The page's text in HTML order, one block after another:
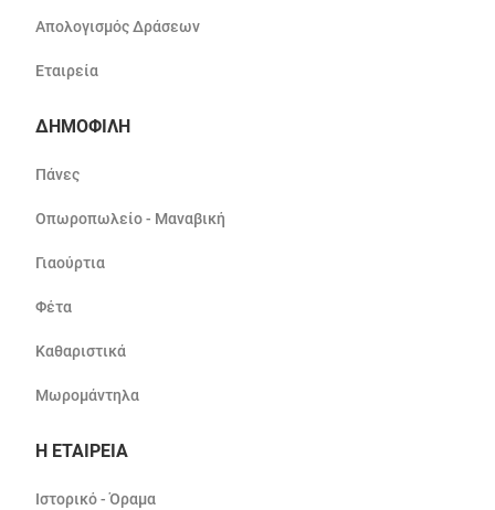
Απολογισμός Δράσεων
Εταιρεία
ΔΗΜΟΦΙΛΗ
Πάνες
Οπωροπωλείο - Μαναβική
Γιαούρτια
Φέτα
Καθαριστικά
Μωρομάντηλα
Η ΕΤΑΙΡΕΙΑ
Ιστορικό - Όραμα